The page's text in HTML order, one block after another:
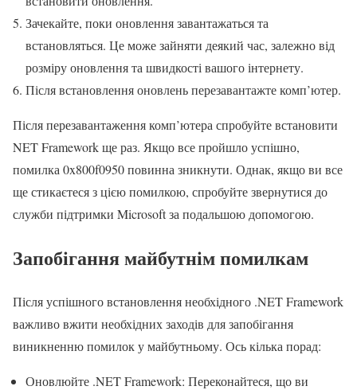
Зачекайте, поки оновлення завантажаться та
встановляться. Це може зайняти деякий час, залежно від
розміру оновлення та швидкості вашого інтернету.
Після встановлення оновлень перезавантажте комп’ютер.
Після перезавантаження комп’ютера спробуйте встановити
NET Framework ще раз. Якщо все пройшло успішно,
помилка 0x800f0950 повинна зникнути. Однак, якщо ви все
ще стикаєтеся з цією помилкою, спробуйте звернутися до
служби підтримки Microsoft за подальшою допомогою.
Запобігання майбутнім помилкам
Після успішного встановлення необхідного .NET Framework
важливо вжити необхідних заходів для запобігання
виникненню помилок у майбутньому. Ось кілька порад:
Оновлюйте .NET Framework: Переконайтеся, що ви